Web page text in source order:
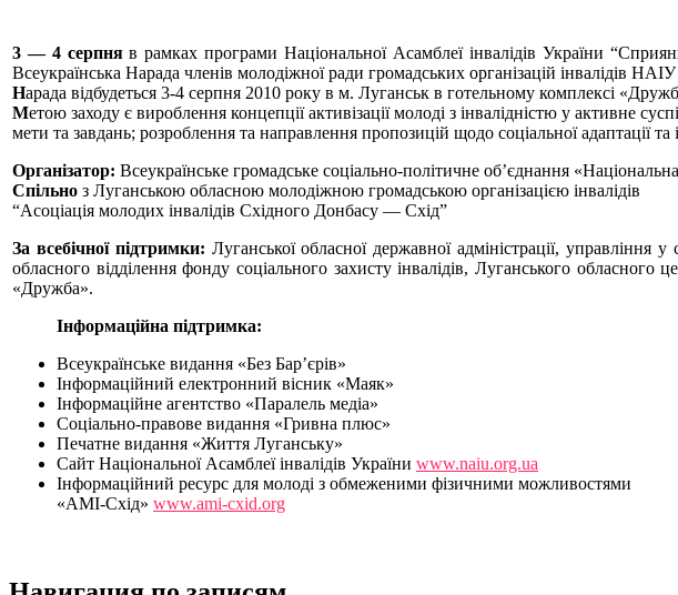
3 — 4 серпняв рамках програми Національної Асамблеї інвалідів України
Всеукраїнська Нарада членів молодіжної ради громадських організацій інвалідів НАІУ
Нарада відбудеться 3-4 серпня 2010 року в м. Луганськ в готельному комплексі
Метою заходу є вироблення концепціїактивізації молоді з інвалідністю у активне
мети та завдань; розроблення та направлення пропозицій щодо соціальної адаптації
Організатор: Всеукраїнське громадське соціально-політичне об’єднання
Спільно з Луганською обласною молодіжною громадською організацією інвалідів
“Асоціація молодих інвалідів Східного Донбасу — Схід”
За всебічної підтримки: Луганської обласної державної адміністрації, управління у
обласного відділення фонду соціального захисту інвалідів, Луганського
«Дружба».
Інформаційна підтримка:
Всеукраїнське видання «Без Бар’єрів»
Інформаційний електронний вісник «Маяк»
Інформаційне агентство «Паралель медіа»
Соціально-правове видання «Гривна плюс»
Печатне видання «Життя Луганську»
Сайт Національної Асамблеї інвалідів України www.naiu.org.ua
Інформаційний ресурс для молоді з обмеженими фізичними можливостями
«АМІ-Схід» www.ami-cxid.org